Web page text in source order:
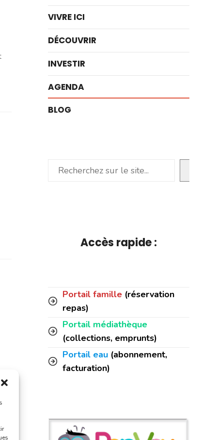
VIVRE ICI
DÉCOUVRIR
INVESTIR
AGENDA
BLOG
Rechercher
Accès rapide :
Portail famille (réservation
repas)
Portail médiathèque
(collections, emprunts)
Portail eau (abonnement,
facturation)